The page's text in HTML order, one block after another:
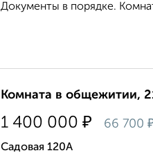
Документы в порядке.
Комната в общежитии,
1 400 000 ₽ 66 700
Садовая 120А